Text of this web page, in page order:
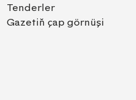
Tenderler
Gazetiň çap görnüşi